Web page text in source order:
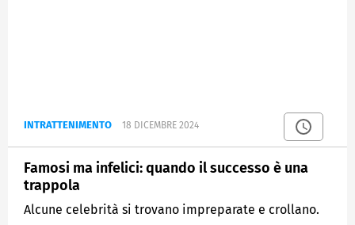
INTRATTENIMENTO 18 DICEMBRE 2024
Famosi ma infelici: quando il successo è una
trappola
Alcune celebrità si trovano impreparate e crollano.